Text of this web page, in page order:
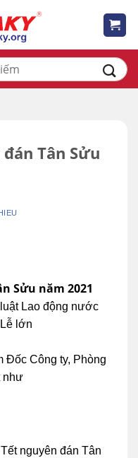
Tân Sửu
Sửu năm 2021
Lao động nước
lớn
Đốc Công ty, Phòng
như
nguyên đán Tân